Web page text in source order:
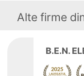
Alte firme
B.E.N.